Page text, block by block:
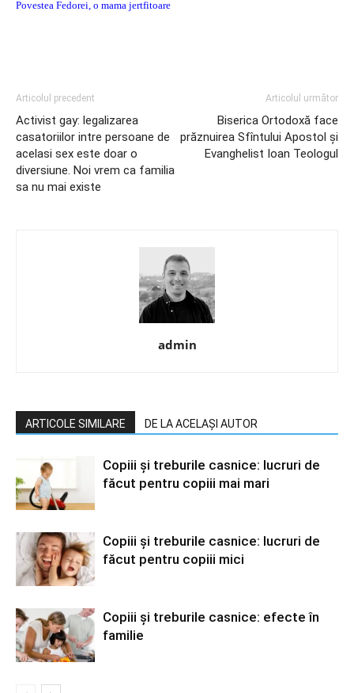
Povestea Fedorei, o mama jertfitoare
Articolul precedent
Activist gay: legalizarea
casatoriilor intre persoane de
acelasi sex este doar o
diversiune. Noi vrem ca familia
sa nu mai existe
Articolul următor
Biserica Ortodoxă face
prăznuirea Sfîntului Apostol şi
Evanghelist Ioan Teologul
admin
ARTICOLE SIMILARE DE LA ACELAȘI AUTOR
Copiii și treburile casnice: lucruri de
făcut pentru copiii mai mari
Copiii și treburile casnice: lucruri de
făcut pentru copiii mici
Copiii și treburile casnice: efecte în
familie